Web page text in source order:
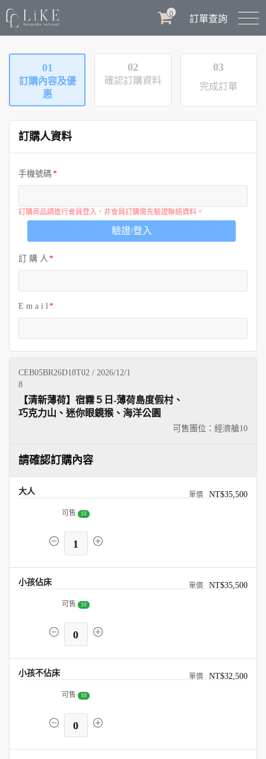
0 訂單查詢
01
訂購內容及優
惠
02
確認訂購資料
03
完成訂單
訂購人資料
手機號碼
訂購商品請進行會員登入，非會員訂購需先驗證聯絡資料。
驗證/登入
訂 購 人
E m a i l
CEB05BR26D18T02 / 2026/12/1
8
可售團位：經濟艙10
【清新薄荷】宿霧５日-薄荷島度假村、
巧克力山、迷你眼鏡猴、海洋公園
請確認訂購內容
大人 NT$35,500
可售 10
1
小孩佔床 NT$35,500
可售 10
0
小孩不佔床 NT$32,500
可售 10
0